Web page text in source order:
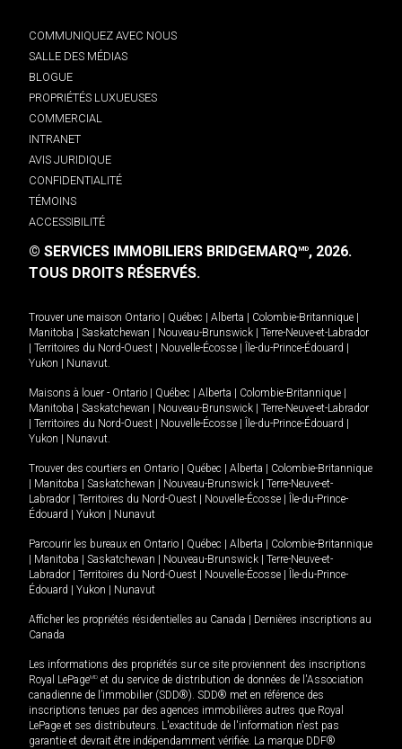
COMMUNIQUEZ AVEC NOUS
SALLE DES MÉDIAS
BLOGUE
PROPRIÉTÉS LUXUEUSES
COMMERCIAL
INTRANET
AVIS JURIDIQUE
CONFIDENTIALITÉ
TÉMOINS
ACCESSIBILITÉ
© SERVICES IMMOBILIERS BRIDGEMARQMD, 2026.
TOUS DROITS RÉSERVÉS.
Trouver une maison Ontario Québec Alberta Colombie-Britannique
Manitoba
Saskatchewan Nouveau-Brunswick
Terre-Neuve-et-Labrador
Territoires du Nord-Ouest Nouvelle-Écosse Île-du-Prince-Édouard
Yukon
Nunavut.
Maisons à louer - Ontario Québec Alberta Colombie-Britannique
Manitoba
Saskatchewan Nouveau-Brunswick
Terre-Neuve-et-Labrador
Territoires du Nord-Ouest Nouvelle-Écosse Île-du-Prince-Édouard
Yukon
Nunavut.
Trouver des courtiers en Ontario Québec Alberta
Colombie-Britannique
Manitoba Saskatchewan Nouveau-Brunswick
Terre-Neuve-et-
Labrador
Territoires du Nord-Ouest Nouvelle-Écosse
Île-du-Prince-
Édouard
Yukon Nunavut
Parcourir les bureaux en Ontario Québec Alberta
Colombie-Britannique
Manitoba Saskatchewan Nouveau-Brunswick
Terre-Neuve-et-
Labrador
Territoires du Nord-Ouest Nouvelle-Écosse
Île-du-Prince-
Édouard
Yukon Nunavut
Afficher les propriétés résidentielles au Canada
Dernières inscriptions au
Canada
Les informations des propriétés sur ce site proviennent des inscriptions
Royal LePageMD et du service de distribution de données de l'Association
canadienne de l’immobilier (SDD®). SDD® met en référence des
inscriptions tenues par des agences immobilières autres que Royal
LePage et ses distributeurs. L'exactitude de l'information n'est pas
garantie et devrait être indépendamment vérifiée. La marque DDF®